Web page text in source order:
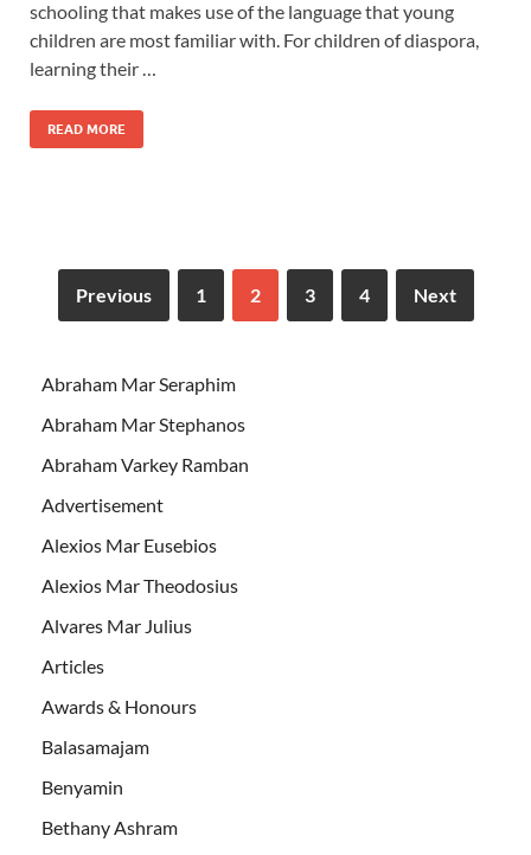
schooling that makes use of the language that young
children are most familiar with. For children of diaspora,
learning their …
READ MORE
Previous 1 2 3 4 Next
Abraham Mar Seraphim
Abraham Mar Stephanos
Abraham Varkey Ramban
Advertisement
Alexios Mar Eusebios
Alexios Mar Theodosius
Alvares Mar Julius
Articles
Awards & Honours
Balasamajam
Benyamin
Bethany Ashram